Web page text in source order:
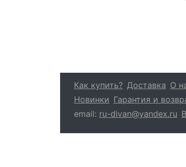
Как купить? Доставка О
Новинки Гарантия и
email: ru-divan@yandex.ru